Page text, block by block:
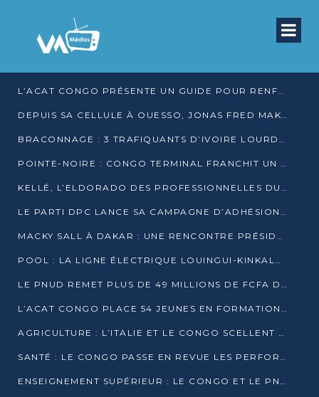
L’ACAT CONGO PRÉSENTE UN GUIDE POUR RENFORCER LES GARANTIES JUDICIAIRES EN GARDE À VUE
DEPUIS SA CELLULE À OUESSO, JONAS FRED MAKITA DÉNONCE CE QU’IL QUALIFIE DE DÉNI DE JUSTICE
BRACONNAGE : 3 TRAFIQUANTS D’IVOIRE LOURDEMENT CONDAMNÉS À DJAMBALA
POINTE-NOIRE : CONGO TERMINAL FRANCHIT UN CAP HISTORIQUE AVEC 99 MOUVEMENTS/HEURE
KELLÉ, L’ELDORADO DES PROFESSIONNELLES DU SEXE
LE PARTI DPC LANCE SA CAMPAGNE D’ADHÉSIONS ET VEUT STRUCTURER SA PRÉSENCE DANS LES 15 DÉPARTEMENTS
MACKY SALL À DAKAR : UNE RENCONTRE PRÉSIDENTIELLE QUI DIVISE L’OPINION SÉNÉGALAISE
POOL : LA LIGNE ÉLECTRIQUE LOUINGUI-KINKALA-BOKO MISE EN SERVICE
LE PNUD REMET PLUS DE 49 MILLIONS DE FCFA D’ÉQUIPEMENTS POUR ACCÉLÉRER LA NUMÉRISATION DU SYSTÈME DE SANTÉ
L’ACAT CONGO PLACE 54 JEUNES EN FORMATION PROFESSIONNELLE
AGRICULTURE : L’ITALIE ET LE CONGO SCELLENT UN PARTENARIAT POUR UNE PRODUCTION LOCALE DURABLE
SANTÉ : LE CONGO PASSE EN REVUE LES PERFORMANCES DE SES HÔPITAUX À MI-PARCOURS
ENSEIGNEMENT SUPÉRIEUR : LE CONGO ET LE PNUD VEULENT RAPPROCHER LA FORMATION UNIVERSITAIRE DES BESOINS DU MARCHÉ DE L’EMPLOI